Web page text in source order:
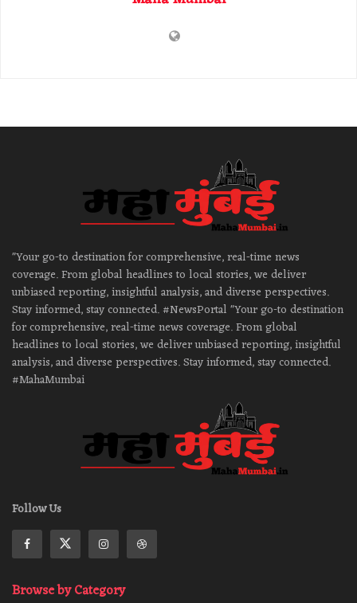
"Your go-to destination for comprehensive, real-time news
coverage. From global headlines to local stories, we deliver
unbiased reporting, insightful analysis, and diverse perspectives.
Stay informed, stay connected. #NewsPortal "Your go-to destination
for comprehensive, real-time news coverage. From global
headlines to local stories, we deliver unbiased reporting, insightful
analysis, and diverse perspectives. Stay informed, stay connected.
#MahaMumbai
Follow Us
Browse by Category